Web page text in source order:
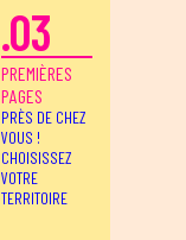
.03
PREMIÈRES
PAGES
PRÈS DE CHEZ
VOUS !
CHOISISSEZ
VOTRE
TERRITOIRE